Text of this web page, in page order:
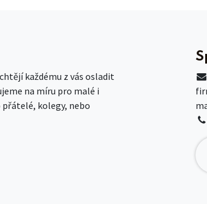
každému z vás osladit
na míru pro malé i
přátelé, kolegy, nebo